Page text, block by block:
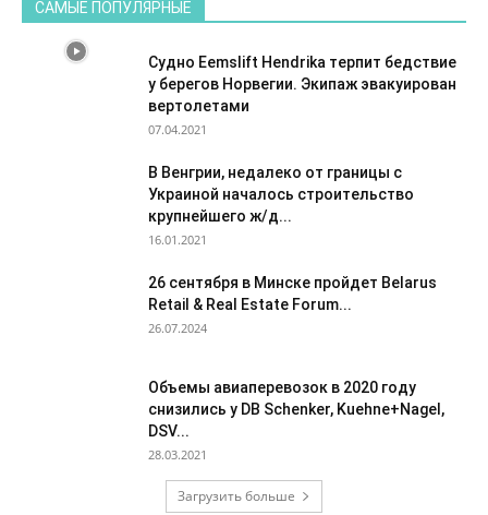
САМЫЕ ПОПУЛЯРНЫЕ
Судно Eemslift Hendrika терпит бедствие
у берегов Норвегии. Экипаж эвакуирован
вертолетами
07.04.2021
В Венгрии, недалеко от границы с
Украиной началось строительство
крупнейшего ж/д...
16.01.2021
26 сентября в Минске пройдет Belarus
Retail & Real Estate Forum...
26.07.2024
Объемы авиаперевозок в 2020 году
снизились у DB Schenker, Kuehne+Nagel,
DSV...
28.03.2021
Загрузить больше